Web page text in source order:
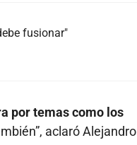
fusionar"
por temas como los
aclaró Alejandro